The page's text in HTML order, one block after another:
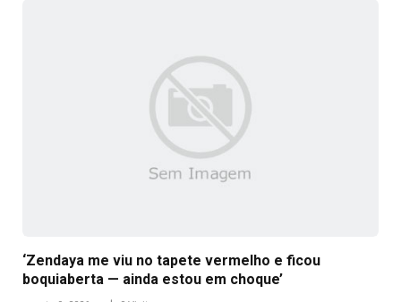
‘Zendaya me viu no tapete vermelho e ficou
boquiaberta — ainda estou em choque’